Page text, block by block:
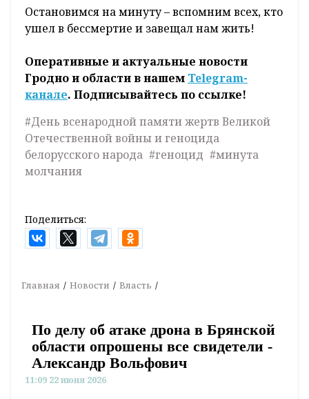
Остановимся на минуту – вспомним всех, кто
ушел в бессмертие и завещал нам жить!
Оперативные и актуальные новости
Гродно и области в нашем Telegram-
канале. Подписывайтесь по ссылке!
#День всенародной памяти жертв Великой
Отечественной войны и геноцида
белорусского народа #геноцид #минута
молчания
Поделиться:
Главная Новости Власть
По делу об атаке дрона в Брянской
области опрошены все свидетели -
Александр Вольфович
11:09 22 июня 2026